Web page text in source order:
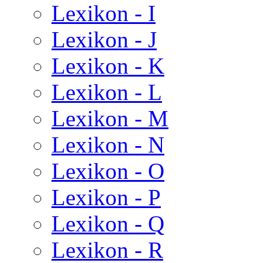
Lexikon - I
Lexikon - J
Lexikon - K
Lexikon - L
Lexikon - M
Lexikon - N
Lexikon - O
Lexikon - P
Lexikon - Q
Lexikon - R